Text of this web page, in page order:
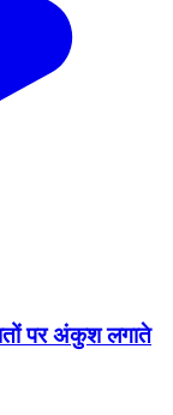
पर अंकुश लगाते